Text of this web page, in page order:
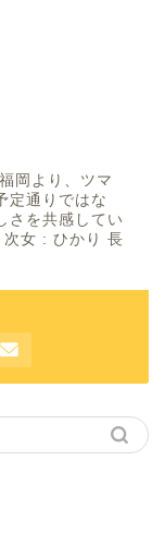
岡より、ツマ
定通りではな
さを共感してい
次女 : ひかり 長